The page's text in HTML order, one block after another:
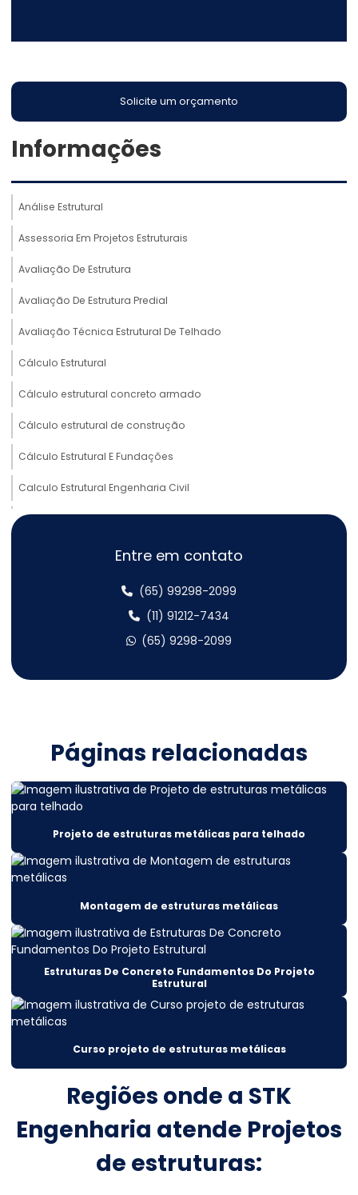
Solicite um orçamento
Informações
Análise Estrutural
Assessoria Em Projetos Estruturais
Avaliação De Estrutura
Avaliação De Estrutura Predial
Avaliação Técnica Estrutural De Telhado
Cálculo Estrutural
Cálculo estrutural concreto armado
Cálculo estrutural de construção
Cálculo Estrutural E Fundações
Calculo Estrutural Engenharia Civil
Cálculo estrutural estrutural metálica
Cálculo Estrutural Galpão Metálico
Cálculo estrutural metálico
Cálculo estrutural mezanino metálico
Cálculo estrutural obras
Cálculo estrutural sobrado
Cálculo estrutural telhado metálico
Cálculo estrutural valor
Cálculo estrutural viga metálica
Cálculos estruturais
Cálculos estruturais construção civil
Cálculos estruturais metálicas
Construção De Armazém Atacadista
Construção De Silos Metálicos Em Mato Grosso
Consultoria Engenharia Estrutural
Consultoria Engenharia Estrutural Armazem
Consultoria Engenharia Estrutural Galpão
Entre em contato
(65) 99298-2099
(11) 91212-7434
(65) 9298-2099
Páginas relacionadas
Projeto de estruturas metálicas para telhado
Montagem de estruturas metálicas
Estruturas De Concreto Fundamentos Do Projeto
Estrutural
Curso projeto de estruturas metálicas
Regiões onde a STK
Engenharia atende Projetos
de estruturas: